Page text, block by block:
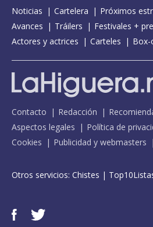
Noticias Cartelera Próximos
Avances
Tráilers
Festivales +
Actores y actrices
Carteles
Contacto Redacción
Aspectos legales
Política de
Cookies
Publicidad y webmasters
Otros servicios: Chistes |